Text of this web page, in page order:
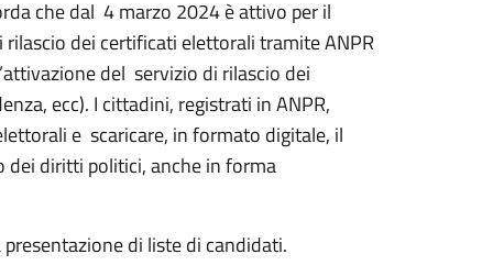
che dal 4 marzo 2024 è attivo per il
dei certificati elettorali tramite ANPR
del servizio di rilascio dei
ecc). I cittadini, registrati in ANPR,
e scaricare, in formato digitale, il
diritti politici, anche in forma
di liste di candidati.